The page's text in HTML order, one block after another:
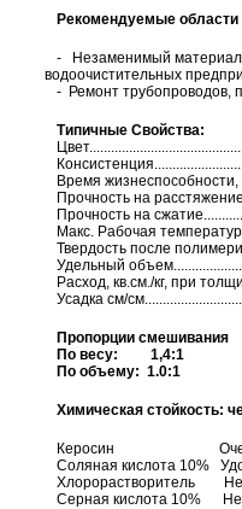
Рекомендуемые области
-
Незаменимый
водоочистительных
- Ремонт трубопроводов,
Типичные Свойства:
Время
Прочность на
Прочность на
Макс. Рабочая
Твердость после
Удельный
Расход, кв.см./кг, при
Усадка см/
Пропорции
По весу: 1,4:1
По объему: 1.0:1
Химическая стойкость:
Керосин Очень
Соляная кислота
Серная кислота 10%